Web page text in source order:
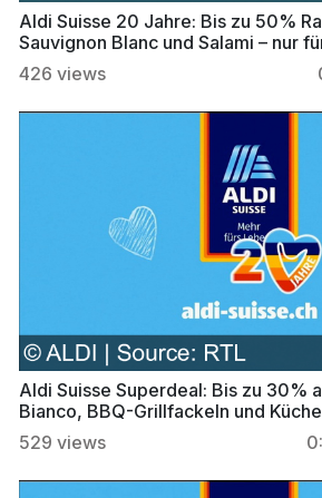
Aldi Suisse 20 Jahre: Bis zu 50%
Sauvignon Blanc und Salami – nur
426 views
Aldi Suisse Superdeal: Bis zu 30%
Bianco, BBQ-Grillfackeln und
529 views